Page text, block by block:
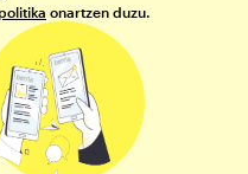
onartzen duzu.